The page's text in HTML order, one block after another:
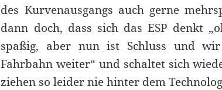
des Kurvenausgangs auch gerne
dann doch, dass sich das ESP denkt
spaßig, aber nun ist Schluss und
Fahrbahn weiter“ und schaltet sich
ziehen so leider nie hinter dem